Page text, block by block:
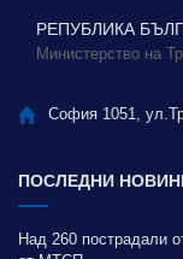
РЕПУБЛИКА
Министерство на
София 1051,
ПОСЛЕДНИ
Над 260 пострадали